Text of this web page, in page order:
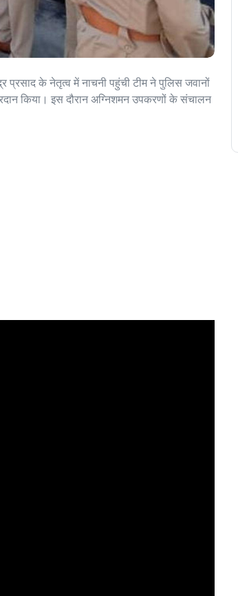
प्रसाद के नेतृत्व में नाचनी पहुंची टीम ने पुलिस जवानों
किया। इस दौरान अग्निशमन उपकरणों के संचालन